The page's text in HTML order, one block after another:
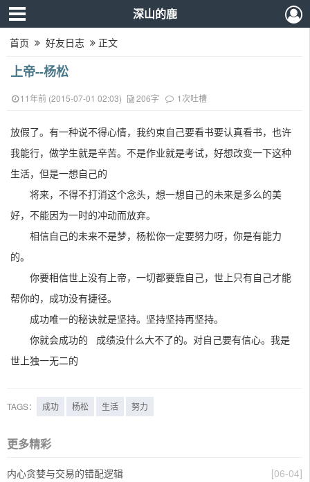
深山的鹿
首页 好友日志 正文
上帝--杨松
11年前 (2015-07-01 02:03) 206字 1次吐槽
放假了。有一种说不得心情，我约束自己要看书要认真看书，也许
我能行，做学生就是辛苦。不是作业就是考试，好想改变一下这种
生活，但是一想自己的
将来，不得不打消这个念头，想一想自己的未来是多么的美
好，不能因为一时的冲动而放弃。
相信自己的未来不是梦，杨松你一定要努力呀，你是有能力
的。
你要相信世上没有上帝，一切都要靠自己，世上只有自己才能
帮你的，成功没有捷径。
成功唯一的秘诀就是坚持。坚持坚持再坚持。
你就会成功的 成绩没什么大不了的。对自己要有信心。我是
世上独一无二的
TAGS： 成功 杨松 生活 努力
更多精彩
[06-04]
内心贪婪与交易的错配逻辑